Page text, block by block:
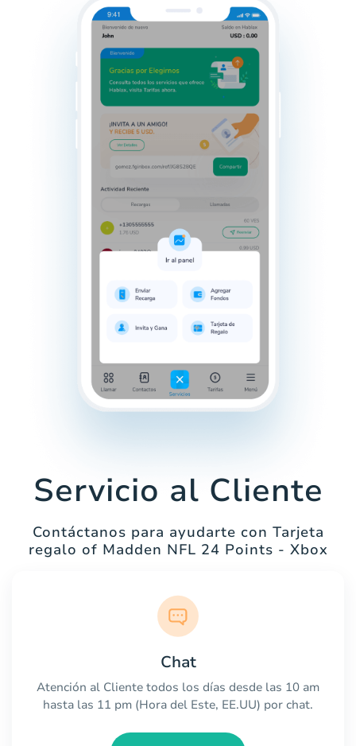
Servicio al Cliente
Contáctanos para ayudarte con Tarjeta
regalo of Madden NFL 24 Points - Xbox
Chat
Atención al Cliente todos los días desde las 10 am
hasta las 11 pm (Hora del Este, EE.UU) por chat.